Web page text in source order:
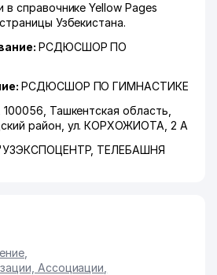
в справочнике Yellow Pages
Узбекистана.
РСДЮСШОР ПО
РСДЮСШОР ПО ГИМНАСТИКЕ
100056, Ташкентская область
район ул. КОРХОЖИОТА , 2 А
ТЕЛЕБАШНЯ
,
Ассоциации